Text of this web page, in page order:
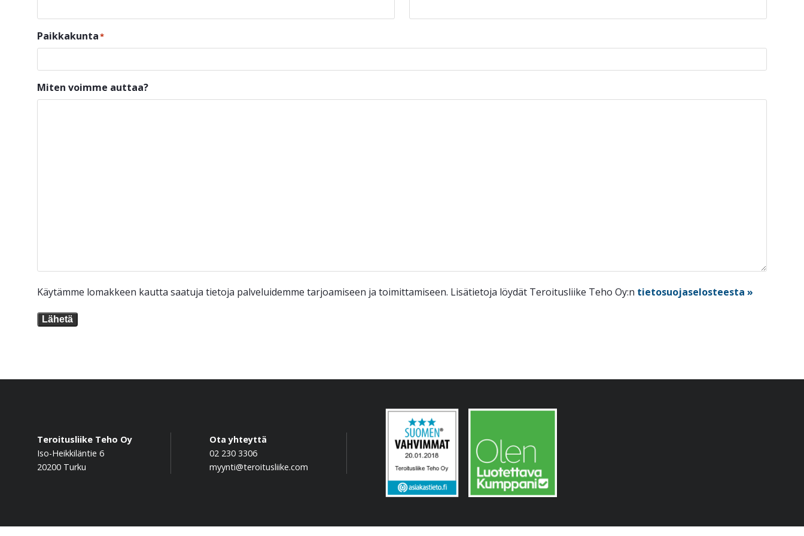
Paikkakunta*
Miten voimme auttaa?
Käytämme lomakkeen kautta saatuja tietoja palveluidemme tarjoamiseen ja toimittamiseen. Lisätietoja löydät Teroitusliike Teho Oy:n tietosuojaselosteesta »
Lähetä
Teroitusliike Teho Oy
Iso-Heikkiläntie 6
20200 Turku
Ota yhteyttä
02 230 3306
myynti@teroitusliike.com